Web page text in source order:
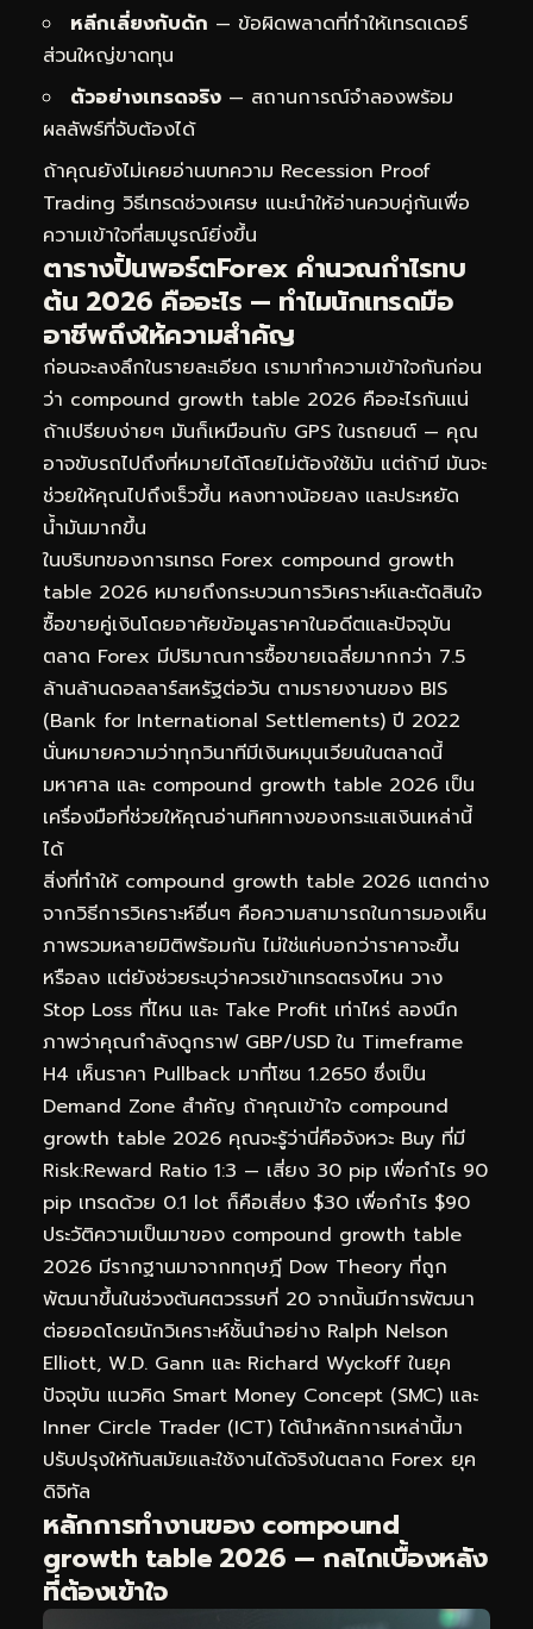
หลีกเลี่ยงกับดัก — ข้อผิดพลาดที่ทำให้เทรดเดอร์
ส่วนใหญ่ขาดทุน
ตัวอย่างเทรดจริง — สถานการณ์จำลองพร้อม
ผลลัพธ์ที่จับต้องได้
ถ้าคุณยังไม่เคยอ่านบทความ Recession Proof
Trading วิธีเทรดช่วงเศรษ แนะนำให้อ่านควบคู่กันเพื่อ
ความเข้าใจที่สมบูรณ์ยิ่งขึ้น
ตารางปิ้นพอร์ตForex คำนวณกำไรทบ
ต้น 2026 คืออะไร — ทำไมนักเทรดมือ
อาชีพถึงให้ความสำคัญ
ก่อนจะลงลึกในรายละเอียด เรามาทำความเข้าใจกันก่อน
ว่า compound growth table 2026 คืออะไรกันแน่
ถ้าเปรียบง่ายๆ มันก็เหมือนกับ GPS ในรถยนต์ — คุณ
อาจขับรถไปถึงที่หมายได้โดยไม่ต้องใช้มัน แต่ถ้ามี มันจะ
ช่วยให้คุณไปถึงเร็วขึ้น หลงทางน้อยลง และประหยัด
น้ำมันมากขึ้น
ในบริบทของการเทรด Forex compound growth
table 2026 หมายถึงกระบวนการวิเคราะห์และตัดสินใจ
ซื้อขายคู่เงินโดยอาศัยข้อมูลราคาในอดีตและปัจจุบัน
ตลาด Forex มีปริมาณการซื้อขายเฉลี่ยมากกว่า 7.5
ล้านล้านดอลลาร์สหรัฐต่อวัน ตามรายงานของ BIS
(Bank for International Settlements) ปี 2022
นั่นหมายความว่าทุกวินาทีมีเงินหมุนเวียนในตลาดนี้
มหาศาล และ compound growth table 2026 เป็น
เครื่องมือที่ช่วยให้คุณอ่านทิศทางของกระแสเงินเหล่านี้
ได้
สิ่งที่ทำให้ compound growth table 2026 แตกต่าง
จากวิธีการวิเคราะห์อื่นๆ คือความสามารถในการมองเห็น
ภาพรวมหลายมิติพร้อมกัน ไม่ใช่แค่บอกว่าราคาจะขึ้น
หรือลง แต่ยังช่วยระบุว่าควรเข้าเทรดตรงไหน วาง
Stop Loss ที่ไหน และ Take Profit เท่าไหร่ ลองนึก
ภาพว่าคุณกำลังดูกราฟ GBP/USD ใน Timeframe
H4 เห็นราคา Pullback มาที่โซน 1.2650 ซึ่งเป็น
Demand Zone สำคัญ ถ้าคุณเข้าใจ compound
growth table 2026 คุณจะรู้ว่านี่คือจังหวะ Buy ที่มี
Risk:Reward Ratio 1:3 — เสี่ยง 30 pip เพื่อกำไร 90
pip เทรดด้วย 0.1 lot ก็คือเสี่ยง $30 เพื่อกำไร $90
ประวัติความเป็นมาของ compound growth table
2026 มีรากฐานมาจากทฤษฎี Dow Theory ที่ถูก
พัฒนาขึ้นในช่วงต้นศตวรรษที่ 20 จากนั้นมีการพัฒนา
ต่อยอดโดยนักวิเคราะห์ชั้นนำอย่าง Ralph Nelson
Elliott, W.D. Gann และ Richard Wyckoff ในยุค
ปัจจุบัน แนวคิด Smart Money Concept (SMC) และ
Inner Circle Trader (ICT) ได้นำหลักการเหล่านี้มา
ปรับปรุงให้ทันสมัยและใช้งานได้จริงในตลาด Forex ยุค
ดิจิทัล
หลักการทำงานของ compound
growth table 2026 — กลไกเบื้องหลัง
ที่ต้องเข้าใจ